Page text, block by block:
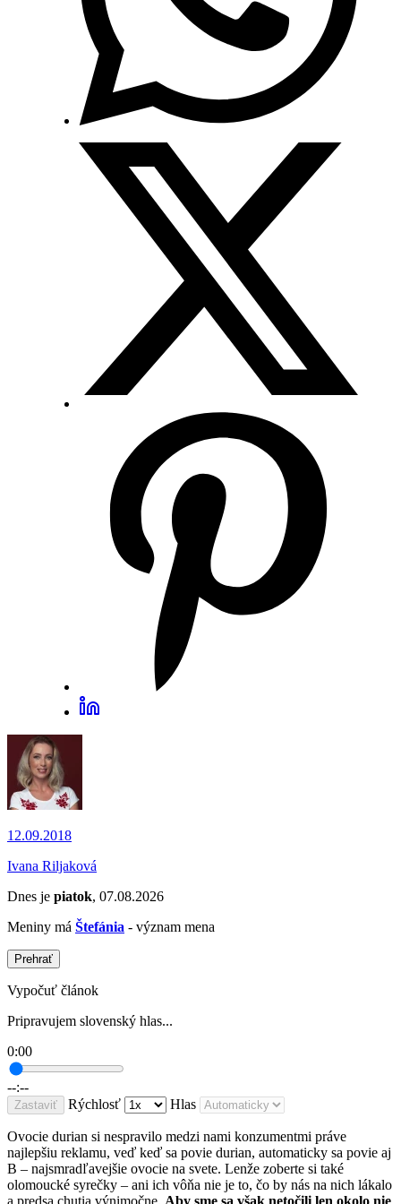
12.09.2018
Ivana Riljaková
Dnes je piatok, 07.08.2026
Meniny má Štefánia - význam mena
Prehrať
Vypočuť článok
Pripravujem slovenský hlas...
0:00
--:--
Zastaviť Rýchlosť Hlas
Ovocie durian si nespravilo medzi nami konzumentmi práve
najlepšiu reklamu, veď keď sa povie durian, automaticky sa povie aj
B – najsmradľavejšie ovocie na svete. Lenže zoberte si také
olomoucké syrečky – ani ich vôňa nie je to, čo by nás na nich lákalo